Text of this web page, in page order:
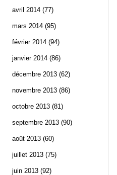
avril 2014 (77)
mars 2014 (95)
février 2014 (94)
janvier 2014 (86)
décembre 2013 (62)
novembre 2013 (86)
octobre 2013 (81)
septembre 2013 (90)
août 2013 (60)
juillet 2013 (75)
juin 2013 (92)